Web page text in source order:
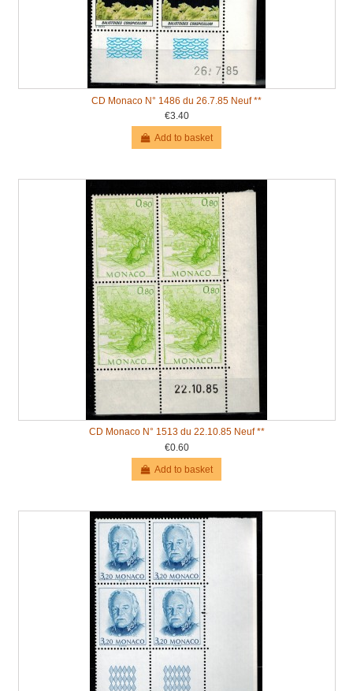
CD Monaco N° 1486 du 26.7.85 Neuf **
€3.40
Add to basket
CD Monaco N° 1513 du 22.10.85 Neuf **
€0.60
Add to basket